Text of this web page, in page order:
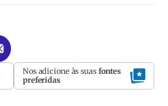
Nos adicione às suas fontes
preferidas